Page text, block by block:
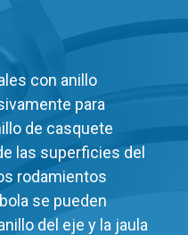
con anillo
para
de casquete
las superficies del
rodamientos
se pueden
del eje y la jaula